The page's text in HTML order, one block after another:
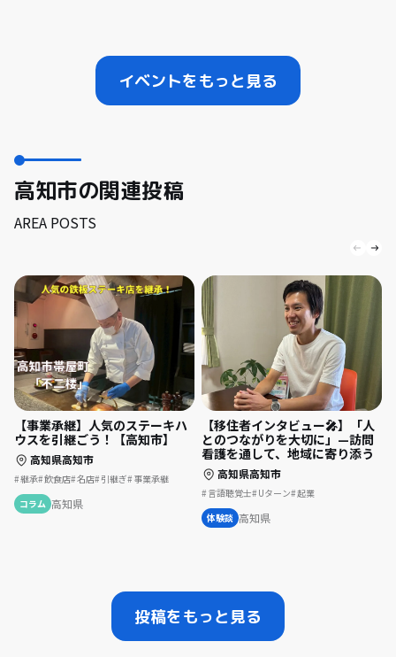
イベントをもっと見る
高知市の関連投稿
AREA POSTS
【事業承継】人気のステーキハ
ウスを引継ごう！【高知市】
高知県高知市
継承 飲食店 名店 引継ぎ 事業承継
コラム 高知県
【移住者インタビュー🎤】「人
とのつながりを大切に」—訪問
看護を通して、地域に寄り添う
高知県高知市
言語聴覚士 Uターン 起業
体験談 高知県
投稿をもっと見る